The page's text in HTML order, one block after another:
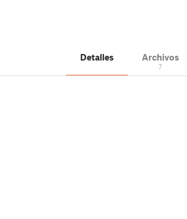
Detalles Archivos
7